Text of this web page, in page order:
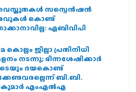
സസ്പെൻഷൻ
കൊണ്ട്
എബിവിപി
ജില്ലാ പ്രതിനിധി
നടന്നു; ഭിന്നശേഷിക്കാർ
ദയകൊണ്ട്
ബി.ബി.
എംഎൽഎ